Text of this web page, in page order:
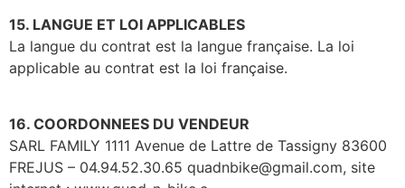
15. LANGUE ET LOI APPLICABLES
La langue du contrat est la langue française. La loi
applicable au contrat est la loi française.
16. COORDONNEES DU VENDEUR
SARL FAMILY 1111 Avenue de Lattre de Tassigny 83600
FREJUS – 04.94.52.30.65 quadnbike@gmail.com, site